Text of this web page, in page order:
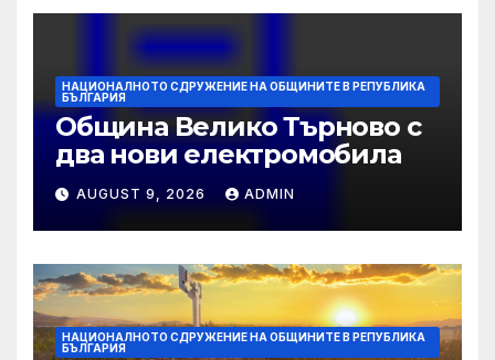
НАЦИОНАЛНОТО СДРУЖЕНИЕ НА ОБЩИНИТЕ В РЕПУБЛИКА
БЪЛГАРИЯ
Община Велико Търново с
два нови електромобила
AUGUST 9, 2026 ADMIN
НАЦИОНАЛНОТО СДРУЖЕНИЕ НА ОБЩИНИТЕ В РЕПУБЛИКА
БЪЛГАРИЯ